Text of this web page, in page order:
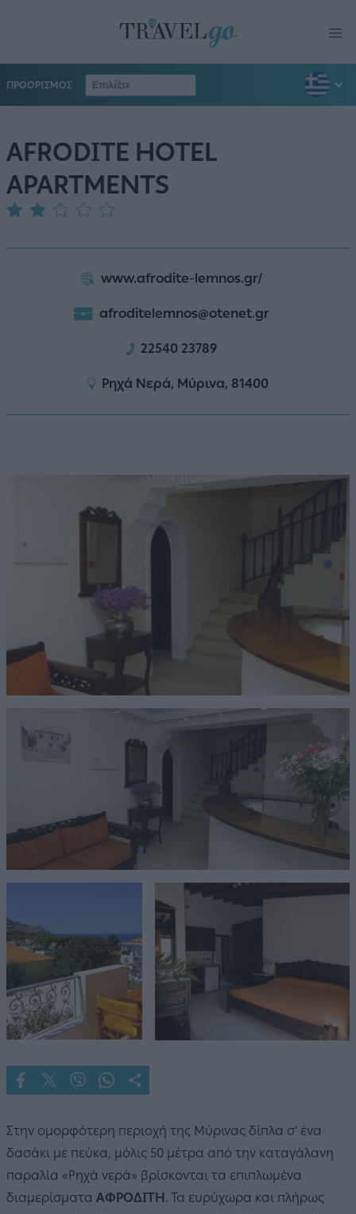
ΠΡΟΟΡΙΣΜΟΣ
AFRODITE HOTEL
APARTMENTS
www.afrodite-lemnos.gr/
afroditelemnos@otenet.gr
22540 23789
Ρηχά Νερά, Μύρινα, 81400
Στην ομορφότερη περιοχή της Μύρινας δίπλα σ’ ένα
δασάκι με πεύκα, μόλις 50 μέτρα από την καταγάλανη
παραλία «Ρηχά νερά» βρίσκονται τα επιπλωμένα
διαμερίσματα ΑΦΡΟΔΙΤΗ . Τα ευρύχωρα και πλήρως